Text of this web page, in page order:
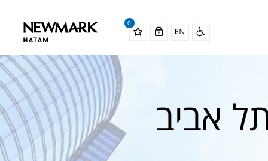
0
אביב